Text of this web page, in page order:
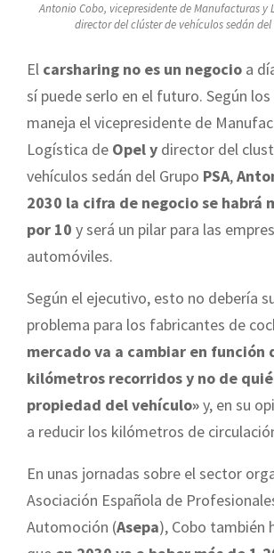
Antonio Cobo, vicepresidente de Manufacturas y
director del clúster de vehículos sedán del
El carsharing no es un negocio a
sí puede serlo en el futuro. Según
maneja el vicepresidente de
Logística de Opel y director del
vehículos sedán del Grupo PSA,
2030 la cifra de negocio se habrá
por 10 y será un pilar para las
automóviles.
Según el ejecutivo, esto no debería
problema para los fabricantes de
mercado va a cambiar en función
kilómetros recorridos y no de
propiedad del vehículo»y, en su
a reducir los kilómetros de
En unas jornadas sobre el sector
Asociación Española de
Automoción (Asepa), Cobo también